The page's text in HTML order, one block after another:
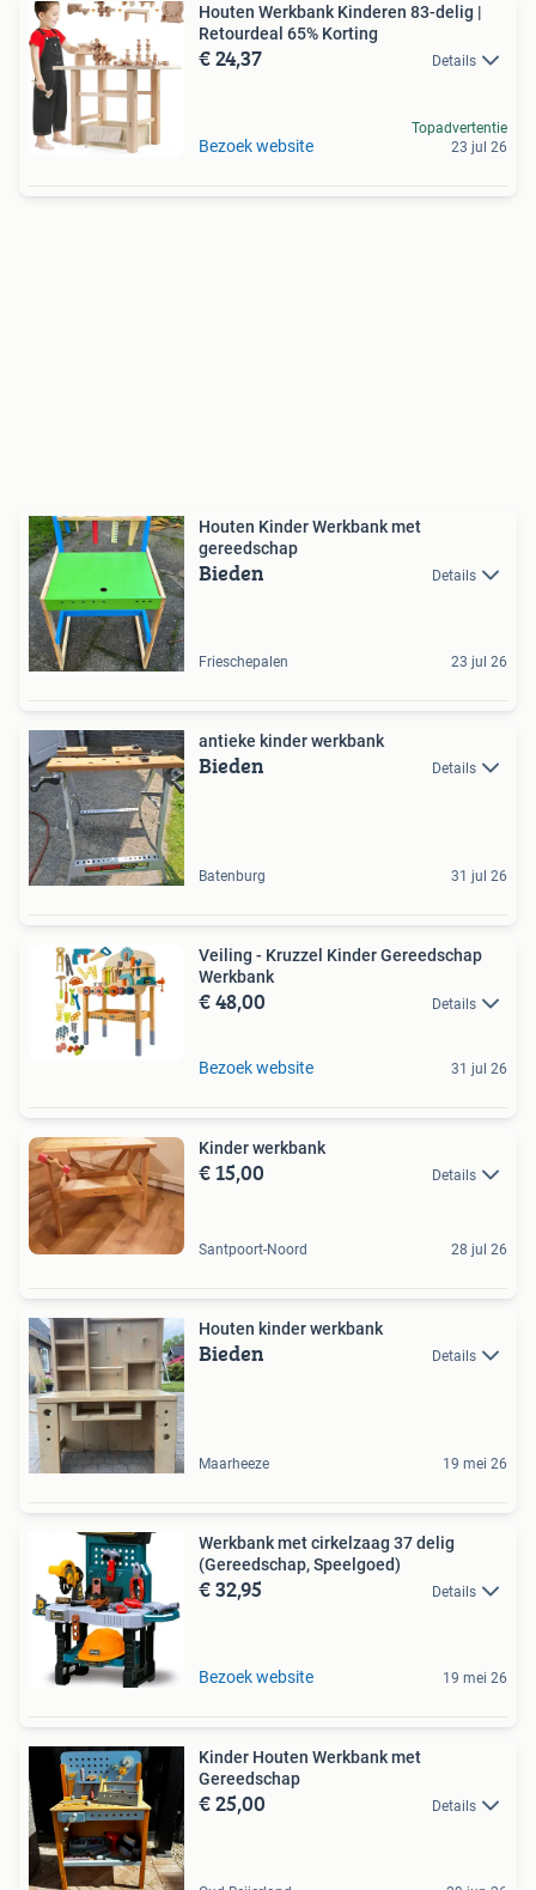
Houten Werkbank Kinderen 83-delig |
Retourdeal 65% Korting
€ 24,37 Details
Bezoek website
Topadvertentie
23 jul 26
Houten Kinder Werkbank met
gereedschap
Bieden Details
Frieschepalen 23 jul 26
antieke kinder werkbank
Bieden Details
Batenburg 31 jul 26
Veiling - Kruzzel Kinder Gereedschap
Werkbank
€ 48,00 Details
Bezoek website 31 jul 26
Kinder werkbank
€ 15,00 Details
Santpoort-Noord 28 jul 26
Houten kinder werkbank
Bieden Details
Maarheeze 19 mei 26
Werkbank met cirkelzaag 37 delig
(Gereedschap, Speelgoed)
€ 32,95 Details
Bezoek website 19 mei 26
Kinder Houten Werkbank met
Gereedschap
€ 25,00 Details